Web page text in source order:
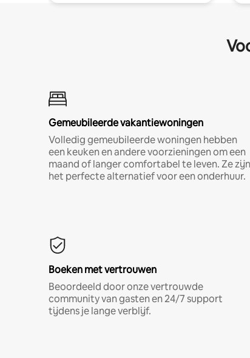
Gemeubileerde vakantiewoningen
Volledig gemeubileerde woningen hebben
een keuken en andere voorzieningen om een
maand of langer comfortabel te leven. Ze zijn
het perfecte alternatief voor een onderhuur.
Boeken met vertrouwen
Beoordeeld door onze vertrouwde
community van gasten en 24/7 support
tijdens je lange verblijf.